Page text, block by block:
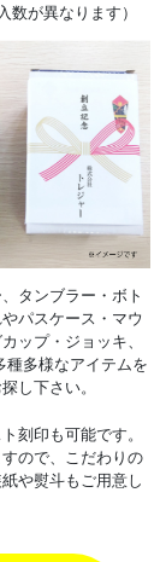
が異なります）
タンブラー・ボト
パスケース・マウ
ップ・ジョッキ、
種多様なアイテムを
し下さい。
刻印も可能です。
ので、こだわりの
や熨斗もご用意し